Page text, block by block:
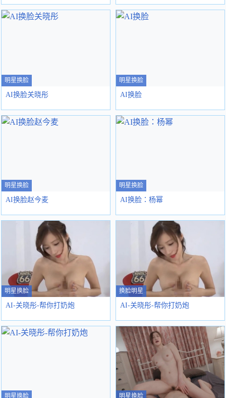
明星换脸
AI换脸关晓彤
明星换脸
AI换脸
明星换脸
AI换脸赵今麦
明星换脸
AI换脸：杨幂
明星换脸
AI-关晓彤-帮你打奶炮
换脸明星
AI-关晓彤-帮你打奶炮
明星换脸 明星换脸